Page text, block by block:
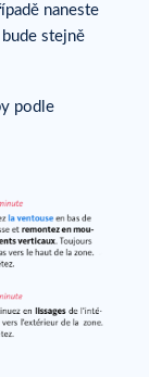
naneste
stejně
podle